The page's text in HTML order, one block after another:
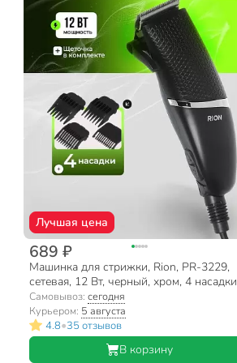
Лучшая цена
689 ₽
Машинка для стрижки, Rion, PR-3229,
сетевая, 12 Вт, черный, хром, 4 насадки
Самовывоз: сегодня
Курьером: 5 августа
4.8•35 отзывов
В корзину